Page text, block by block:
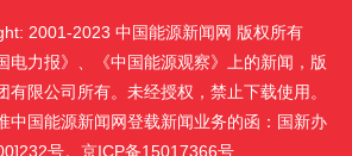
2001-2023 中国能源新闻网 版权所有
电力报》、《中国能源观察》上的新闻，版
有限公司所有。未经授权，禁止下载使用。
中国能源新闻网登载新闻业务的函：国新办
号。京ICP备15017366号